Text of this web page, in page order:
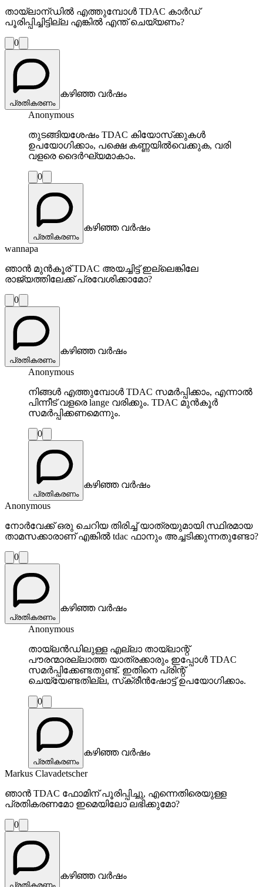
തായ്‌ലാന്ഡിൽ എത്തുമ്പോൾ TDAC കാർഡ്
പൂരിപ്പിച്ചിട്ടില്ല എങ്കിൽ എന്ത് ചെയ്യണം?
0
പ്രതികരണം
കഴിഞ്ഞ വർഷം
Anonymous
തുടങ്ങിയശേഷം TDAC കിയോസ്‌ക്കുകൾ
ഉപയോഗിക്കാം, പക്ഷെ കണ്ണയിൽവെക്കുക, വരി
വളരെ ദൈർഘ്യമാകാം.
0
പ്രതികരണം
കഴിഞ്ഞ വർഷം
wannapa
ഞാൻ മുന്‍കൂര് TDAC അയച്ചിട്ട് ഇല്ലെങ്കിലേ
രാജ്യത്തിലേക്ക് പ്രവേശിക്കാമോ?
0
പ്രതികരണം
കഴിഞ്ഞ വർഷം
Anonymous
നിങ്ങൾ എത്തുമ്പോൾ TDAC സമർപ്പിക്കാം, എന്നാൽ
പിന്നീട് വളരെ lange വരിക്കും. TDAC മുൻകൂർ
സമർപ്പിക്കണമെന്നും.
0
പ്രതികരണം
കഴിഞ്ഞ വർഷം
Anonymous
നോർവേക്ക് ഒരു ചെറിയ തിരിച്ച് യാത്രയുമായി സ്ഥിരമായ
താമസക്കാരാണ് എങ്കിൽ tdac ഫാനും അച്ചടിക്കുന്നതുണ്ടോ?
0
പ്രതികരണം
കഴിഞ്ഞ വർഷം
Anonymous
തായ്‌ലന്‍ഡിലുള്ള എല്ലാ തായ്‌ലാന്റ്
പൗരന്മാരല്ലാത്ത യാത്രക്കാരും ഇപ്പോള്‍ TDAC
സമര്‍പ്പിക്കേണ്ടതുണ്ട്. ഇതിനെ പ്രിന്റ്
ചെയ്യേണ്ടതില്ല, സ്‌ക്രീന്‍ഷോട്ട് ഉപയോഗിക്കാം.
0
പ്രതികരണം
കഴിഞ്ഞ വർഷം
Markus Clavadetscher
ഞാൻ TDAC ഫോമിന് പൂരിപ്പിച്ചു, എന്നെതിരെയുള്ള
പ്രതികരണമോ ഇമെയിലോ ലഭിക്കുമോ?
0
പ്രതികരണം
കഴിഞ്ഞ വർഷം